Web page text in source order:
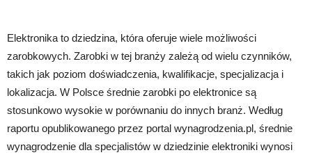
Elektronika to dziedzina, która oferuje wiele możliwości
zarobkowych. Zarobki w tej branży zależą od wielu czynników,
takich jak poziom doświadczenia, kwalifikacje, specjalizacja i
lokalizacja. W Polsce średnie zarobki po elektronice są
stosunkowo wysokie w porównaniu do innych branż. Według
raportu opublikowanego przez portal wynagrodzenia.pl, średnie
wynagrodzenie dla specjalistów w dziedzinie elektroniki wynosi